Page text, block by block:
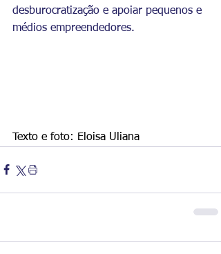
desburocratização e apoiar pequenos e
médios empreendedores.
Texto e foto: Eloisa Uliana